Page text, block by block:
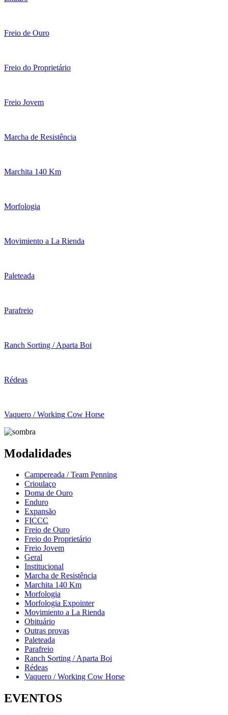
Freio de Ouro
Freio do Proprietário
Freio Jovem
Marcha de Resistência
Marchita 140 Km
Morfologia
Movimiento a La Rienda
Paleteada
Parafreio
Ranch Sorting / Aparta Boi
Rédeas
Vaquero / Working Cow Horse
Modalidades
Campereada / Team Penning
Crioulaço
Doma de Ouro
Enduro
Expansão
FICCC
Freio de Ouro
Freio do Proprietário
Freio Jovem
Geral
Institucional
Marcha de Resistência
Marchita 140 Km
Morfologia
Morfologia Expointer
Movimiento a La Rienda
Obituário
Outras provas
Paleteada
Parafreio
Ranch Sorting / Aparta Boi
Rédeas
Vaquero / Working Cow Horse
EVENTOS